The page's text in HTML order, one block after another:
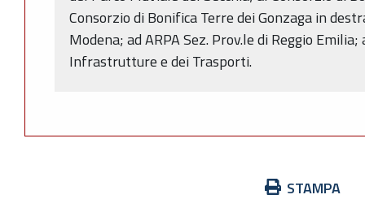
Consorzio di Bonifica Terre dei Gonzaga in
Modena; ad ARPA Sez. Prov.le di Reggio
Infrastrutture e dei Trasporti.
STAMPA